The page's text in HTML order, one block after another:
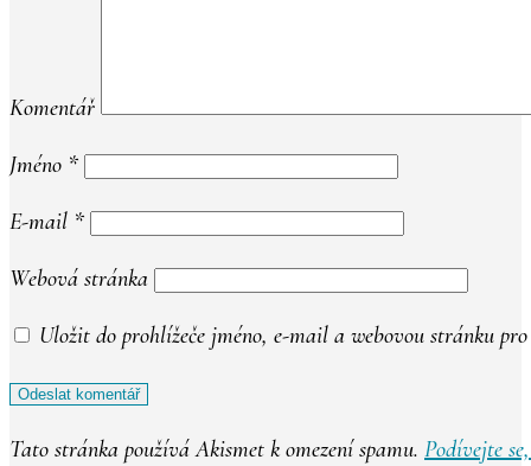
Komentář
Jméno *
E-mail *
Webová stránka
Uložit do prohlížeče jméno, e-mail a webovou stránku
Tato stránka používá Akismet k omezení spamu. Podívejte